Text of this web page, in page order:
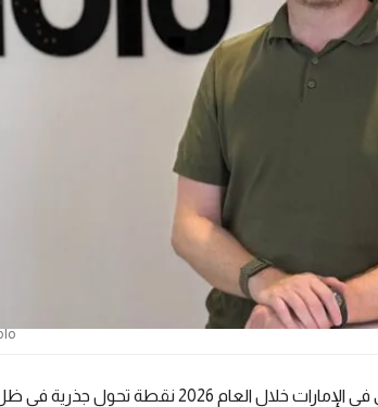
تشهد تكنولوجيا الرهن العقاري في الإمارات خلال